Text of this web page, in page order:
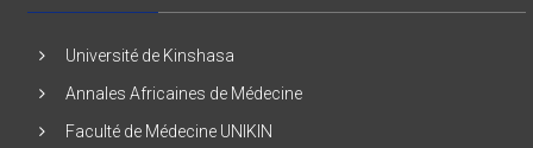
Université de Kinshasa
Annales Africaines de Médecine
Faculté de Médecine UNIKIN